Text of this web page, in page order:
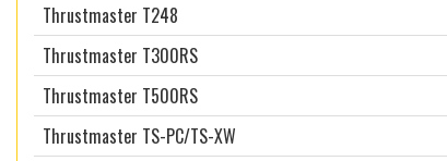
Thrustmaster T248
Thrustmaster T300RS
Thrustmaster T500RS
Thrustmaster TS-PC/TS-XW